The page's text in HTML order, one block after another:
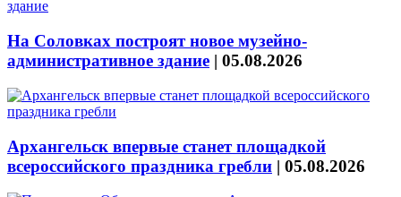
На Соловках построят новое музейно-
административное здание | 05.08.2026
Архангельск впервые станет площадкой
всероссийского праздника гребли | 05.08.2026